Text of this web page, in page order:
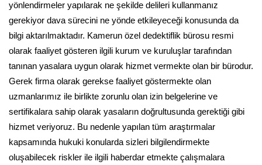
yönlendirmeler yapılarak ne şekilde delileri kullanmanız
gerekiyor dava sürecini ne yönde etkileyeceği konusunda da
bilgi aktarılmaktadır. Kamerun özel dedektiflik bürosu resmi
olarak faaliyet gösteren ilgili kurum ve kuruluşlar tarafından
tanınan yasalara uygun olarak hizmet vermekte olan bir bürodur.
Gerek firma olarak gerekse faaliyet göstermekte olan
uzmanlarımız ile birlikte zorunlu olan izin belgelerine ve
sertifikalara sahip olarak yasaların doğrultusunda gerektiği gibi
hizmet veriyoruz. Bu nedenle yapılan tüm araştırmalar
kapsamında hukuki konularda sizleri bilgilendirmekte
oluşabilecek riskler ile ilgili haberdar etmekte çalışmalara